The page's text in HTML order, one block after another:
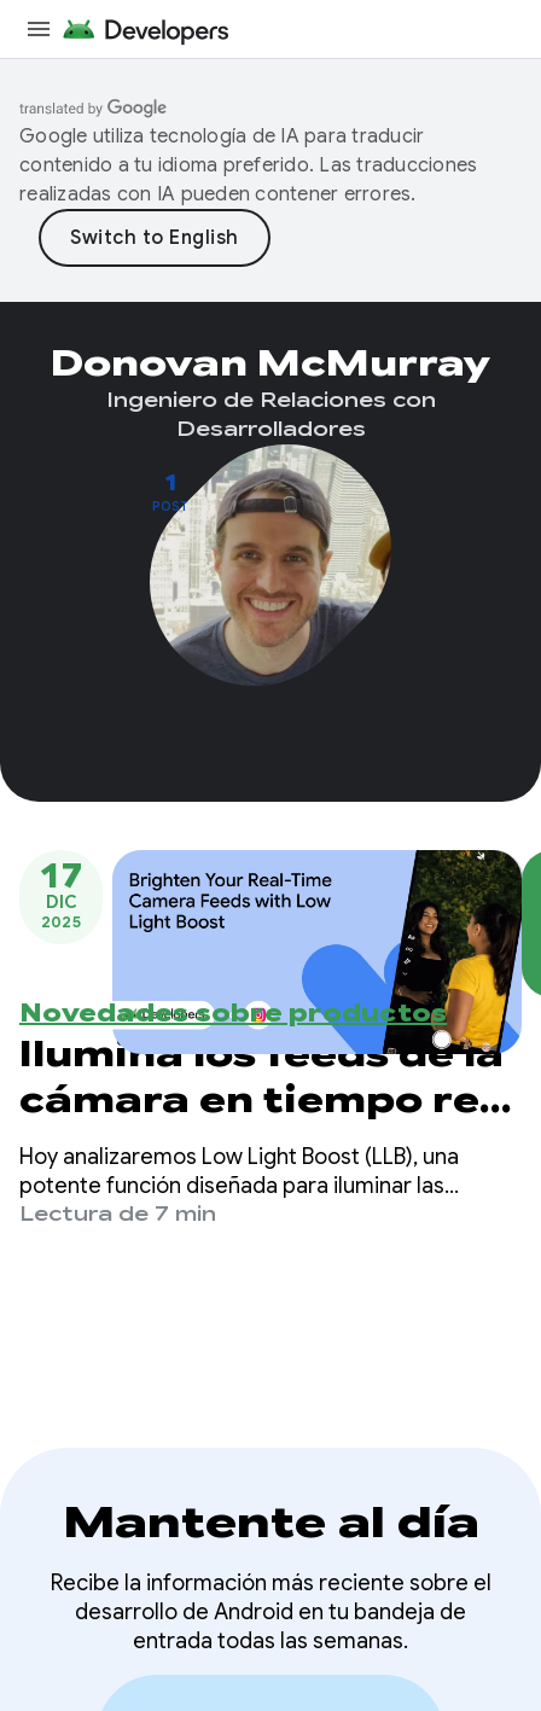
Google utiliza tecnología de IA para traducir
contenido a tu idioma preferido. Las traducciones
realizadas con IA pueden contener errores.
1
POST
Donovan McMurray
Ingeniero de Relaciones con
Desarrolladores
17
DIC
2025
Novedades sobre productos
Ilumina los feeds de la
cámara en tiempo real
con Amplificación con
poca luz
Hoy analizaremos Low Light Boost (LLB), una
potente función diseñada para iluminar las
transmisiones de la cámara en tiempo real.
Lectura de 7 min
Mantente al día
Recibe la información más reciente sobre el
desarrollo de Android en tu bandeja de
entrada todas las semanas.